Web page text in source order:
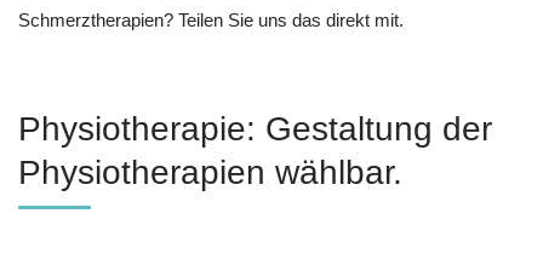
Schmerztherapien? Teilen Sie uns das direkt mit.
Physiotherapie: Gestaltung der
Physiotherapien wählbar.